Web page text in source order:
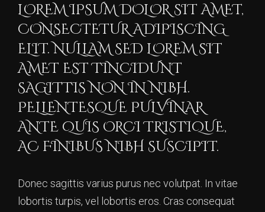
LOREM IPSUM DOLOR SIT AMET,
CONSECTETUR ADIPISCING
ELIT. NULLAM SED LOREM SIT
AMET EST TINCIDUNT
SAGITTIS NON IN NIBH.
PELLENTESQUE PULVINAR
ANTE QUIS ORCI TRISTIQUE,
AC FINIBUS NIBH SUSCIPIT.
Donec sagittis varius purus nec volutpat. In vitae
lobortis turpis, vel lobortis eros. Cras consequat